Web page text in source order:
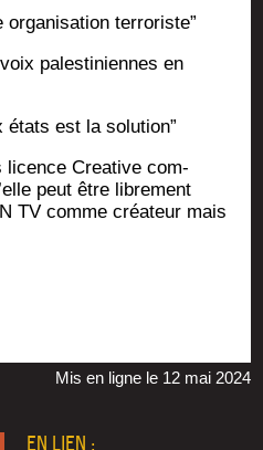
terroriste”
pales­ti­niennes en
est la solution”
licence Crea­tive com­
peut être libre­ment
TV comme créa­teur mais
Mis en ligne le 12 mai 2024
EN LIEN :